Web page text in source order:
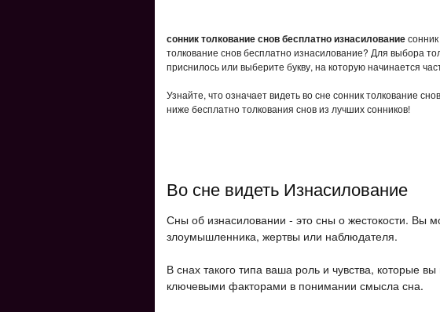
сонник толкование снов бесплатно изнасилование
толкование снов бесплатно изнасилование? Для выбора
приснилось или выберите букву, на которую начинается
Узнайте, что означает видеть во сне сонник толкование
ниже бесплатно толкования снов из лучших сонников!
Во сне видеть Изнасилование
Сны об изнасиловании - это сны о жестокости. Вы
злоумышленника, жертвы или наблюдателя.
В снах такого типа ваша роль и чувства, которые
ключевыми факторами в понимании смысла сна.